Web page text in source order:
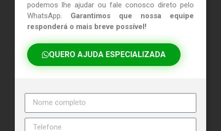
podemos lhe ajudar ou fale conosco direto pelo
WhatsApp. Garantimos que nossa equipe
responderá o mais breve possível!
QUERO AJUDA ESPECIALIZADA